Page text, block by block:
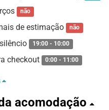
não
de estimação não
19:00 - 10:00
checkout 0:00 - 11:00
acomodação